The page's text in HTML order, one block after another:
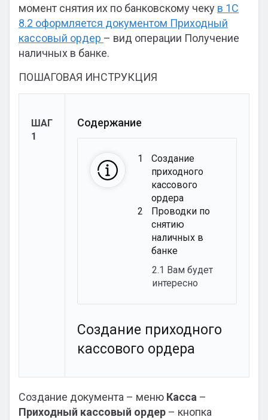
момент снятия их по банковскому чеку в 1С
8.2 оформляется документом Приходный
кассовый ордер – вид операции Получение
наличных в банке.
ПОШАГОВАЯ ИНСТРУКЦИЯ
ШАГ
1
Содержание
1
Создание
приходного
кассового
ордера
2
Проводки по
снятию
наличных в
банке
2.1 Вам будет
интересно
Создание приходного
кассового ордера
Создание документа – меню Касса –
Приходный кассовый ордер – кнопка